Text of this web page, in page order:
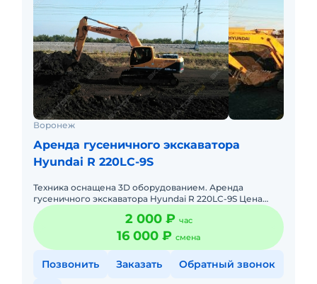
Воронеж
Аренда гусеничного экскаватора
Hyundai R 220LC-9S
Техника оснащена 3D оборудованием. Аренда
гусеничного экскаватора Hyundai R 220LC-9S Цена
может меняться в зависимости от срока и характера
работы. ДОставка на2 000 ₽ час
16 000 ₽ смена
Позвонить Заказать Обратный звонок